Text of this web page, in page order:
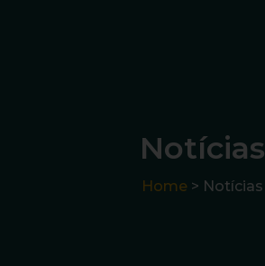
Notícias
Home > Notícias